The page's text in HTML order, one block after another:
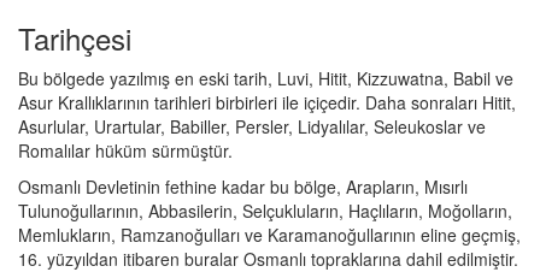
Tarihçesi
Bu bölgede yazılmış en eski tarih, Luvi, Hitit, Kizzuwatna, Babil ve
Asur Krallıklarının tarihleri birbirleri ile içiçedir. Daha sonraları Hitit,
Asurlular, Urartular, Babiller, Persler, Lidyalılar, Seleukoslar ve
Romalılar hüküm sürmüştür.
Osmanlı Devletinin fethine kadar bu bölge, Arapların, Mısırlı
Tulunoğullarının, Abbasilerin, Selçukluların, Haçlıların, Moğolların,
Memlukların, Ramzanoğulları ve Karamanoğullarının eline geçmiş,
16. yüzyıldan itibaren buralar Osmanlı topraklarına dahil edilmiştir.